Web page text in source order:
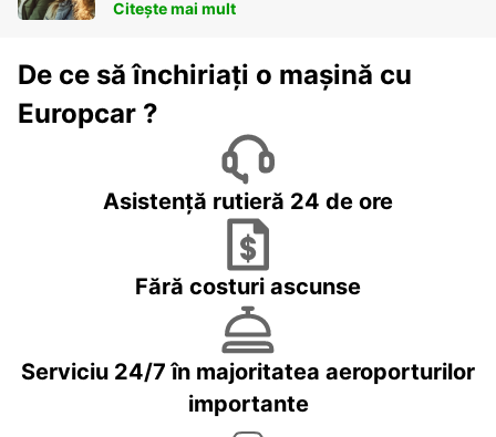
Citește mai mult
De ce să închiriați o mașină cu
Europcar ?
Asistență rutieră 24 de ore
Fără costuri ascunse
Serviciu 24/7 în majoritatea aeroporturilor
importante